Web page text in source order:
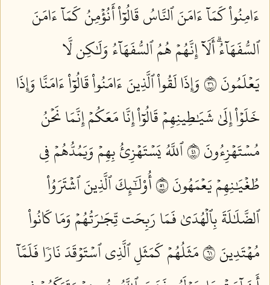
ءَامِنُواْ كَمَآ ءَامَنَ ٱلنَّاسُ قَالُوٓاْ أَنُؤۡمِنُ كَمَآ ءَامَنَ
ٱلسُّفَهَآءُۗ أَلَآ إِنَّهُمۡ هُمُ ٱلسُّفَهَآءُ وَلَٰكِن لَّا
يَعۡلَمُونَ ١٣
وَإِذَا لَقُواْ ٱلَّذِينَ ءَامَنُواْ قَالُوٓاْ ءَامَنَّا وَإِذَا
خَلَوۡاْ إِلَىٰ شَيَٰطِينِهِمۡ قَالُوٓاْ إِنَّا مَعَكُمۡ إِنَّمَا نَحۡنُ
مُسۡتَهۡزِءُونَ ١٤
ٱللَّهُ يَسۡتَهۡزِئُ بِهِمۡ وَيَمُدُّهُمۡ فِي
طُغۡيَٰنِهِمۡ يَعۡمَهُونَ ١٥
أُوْلَٰٓئِكَ ٱلَّذِينَ ٱشۡتَرَوُاْ
ٱلضَّلَٰلَةَ بِٱلۡهُدَىٰ فَمَا رَبِحَت تِّجَٰرَتُهُمۡ وَمَا كَانُواْ
مُهۡتَدِينَ ١٦
مَثَلُهُمۡ كَمَثَلِ ٱلَّذِي ٱسۡتَوۡقَدَ نَارٗا فَلَمَّآ